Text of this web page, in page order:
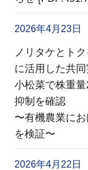
2026年4月23日
ノリタケとト
に活用した共
小松菜で株重
抑制を確認
〜有機農業に
を検証〜
2026年4月22日